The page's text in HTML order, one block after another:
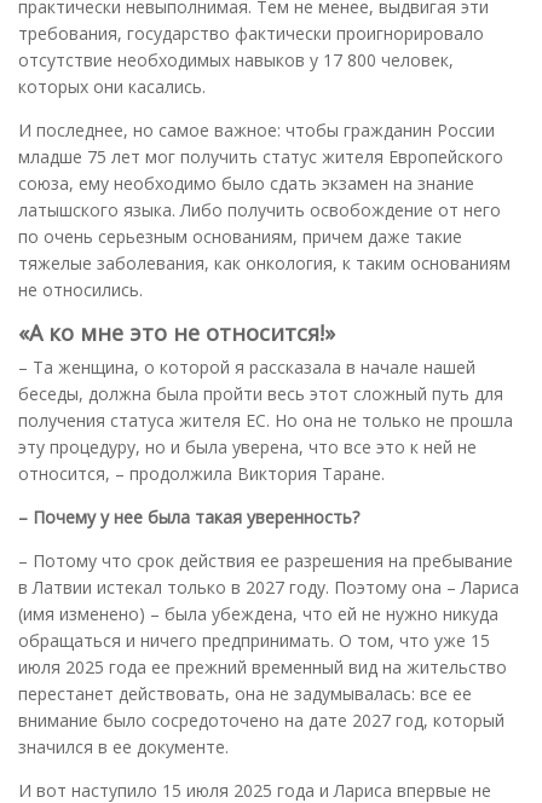
практически невыполнимая. Тем не менее, выдвигая эти
требования, государство фактически проигнорировало
отсутствие необходимых навыков у 17 800 человек,
которых они касались.
И последнее, но самое важное: чтобы гражданин России
младше 75 лет мог получить статус жителя Европейского
союза, ему необходимо было сдать экзамен на знание
латышского языка. Либо получить освобождение от него
по очень серьезным основаниям, причем даже такие
тяжелые заболевания, как онкология, к таким основаниям
не относились.
«А ко мне это не относится!»
– Та женщина, о которой я рассказала в начале нашей
беседы, должна была пройти весь этот сложный путь для
получения статуса жителя ЕС. Но она не только не прошла
эту процедуру, но и была уверена, что все это к ней не
относится, – продолжила Виктория Таране.
– Почему у нее была такая уверенность?
– Потому что срок действия ее разрешения на пребывание
в Латвии истекал только в 2027 году. Поэтому она – Лариса
(имя изменено) – была убеждена, что ей не нужно никуда
обращаться и ничего предпринимать. О том, что уже 15
июля 2025 года ее прежний временный вид на жительство
перестанет действовать, она не задумывалась: все ее
внимание было сосредоточено на дате 2027 год, который
значился в ее документе.
И вот наступило 15 июля 2025 года и Лариса впервые не